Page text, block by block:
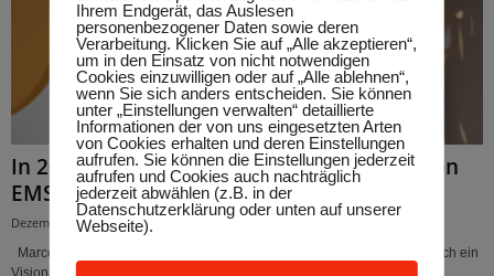
In 20 Minuten zur Bestform: Die Vorteile von
EMS-Training bei Bodystreet...
Dezember 18, 2024
Marco Feichtinger ist nicht nur ein erfahrener Unternehmer, sondern auch ein
Visionär im Bereich moderner Fitnesskonzepte. Sein Studio, Bodystreet
Ihrem Endgerät, das Auslesen
personenbezogener Daten sowie deren
Verarbeitung. Klicken Sie auf „Alle akzeptieren“,
um in den Einsatz von nicht notwendigen
Cookies einzuwilligen oder auf „Alle ablehnen“,
wenn Sie sich anders entscheiden. Sie können
unter „Einstellungen verwalten“ detaillierte
Informationen der von uns eingesetzten Arten
von Cookies erhalten und deren Einstellungen
aufrufen. Sie können die Einstellungen jederzeit
aufrufen und Cookies auch nachträglich
jederzeit abwählen (z.B. in der
Datenschutzerklärung oder unten auf unserer
Webseite).